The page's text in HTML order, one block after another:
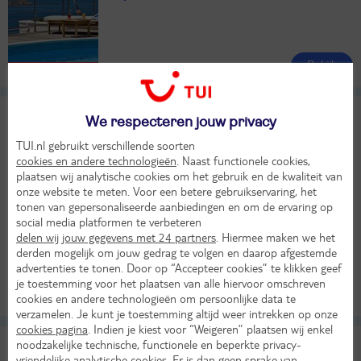
Bekijk
Kroatië Zuid-Dalmatië Dubrovnik
KASSAKORTING
Er ging iets mis bij het ophalen van de prijs
Bekijk beschikbaarheid
Neptun
TUI classificatie Hotel
We respecteren jouw privacy
TUI.nl gebruikt verschillende soorten
cookies en andere technologieën . Naast functionele cookies,
plaatsen wij analytische cookies om het gebruik en de kwaliteit van
onze website te meten. Voor een betere gebruikservaring, het
tonen van gepersonaliseerde aanbiedingen en om de ervaring op
social media platformen te verbeteren
delen wij jouw gegevens met 24 partners . Hiermee maken we het
derden mogelijk om jouw gedrag te volgen en daarop afgestemde
advertenties te tonen. Door op “Accepteer cookies” te klikken geef
je toestemming voor het plaatsen van alle hiervoor omschreven
cookies en andere technologieën om persoonlijke data te
verzamelen. Je kunt je toestemming altijd weer intrekken op onze
cookies pagina . Indien je kiest voor “Weigeren” plaatsen wij enkel
noodzakelijke technische, functionele en beperkte privacy-